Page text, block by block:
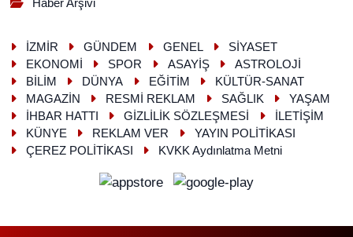
Haber Arşivi
İZMİR GÜNDEM GENEL
SİYASET
EKONOMİ
SPOR ASAYİŞ
ASTROLOJİ
BİLİM
DÜNYA EĞİTİM
KÜLTÜR-SANAT
MAGAZİN
RESMİ REKLAM SAĞLIK
YAŞAM
İHBAR HATTI
GİZLİLİK SÖZLEŞMESİ
İLETİŞİM
KÜNYE
REKLAM VER
YAYIN POLİTİKASI
ÇEREZ POLİTİKASI
KVKK Aydınlatma Metni